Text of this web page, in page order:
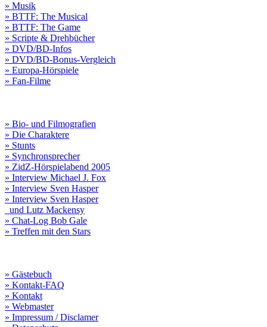
» Musik
» BTTF: The Musical
» BTTF: The Game
» Scripte & Drehbücher
» DVD/BD-Infos
» DVD/BD-Bonus-Vergleich
» Europa-Hörspiele
» Fan-Filme
» Bio- und Filmografien
» Die Charaktere
» Stunts
» Synchronsprecher
» ZidZ-Hörspielabend 2005
» Interview Michael J. Fox
» Interview Sven Hasper
» Interview Sven Hasper
und Lutz Mackensy
» Chat-Log Bob Gale
» Treffen mit den Stars
» Gästebuch
» Kontakt-FAQ
» Kontakt
» Webmaster
» Impressum / Disclamer